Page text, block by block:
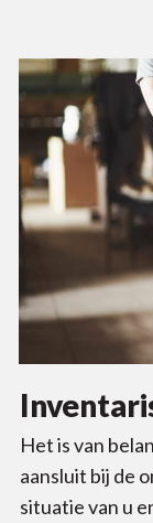
Het is van
aansluit bij de
situatie van u